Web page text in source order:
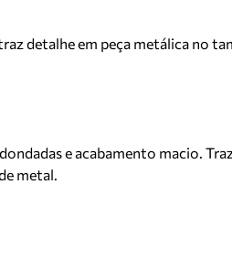
detalhe em peça metálica no
e acabamento macio.
metal.